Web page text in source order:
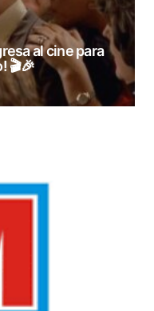
al cine para
🎬🎉